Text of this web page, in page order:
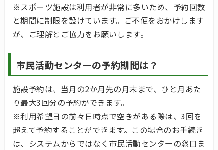
※スポーツ施設は利用者が非常に多いため、予約回数
と期間に制限を設けています。ご不便をおかけします
が、ご理解とご協力をお願いします。
市民活動センターの予約期間は？
施設予約は、当月の2か月先の月末まで、ひと月あた
り最大3回分の予約ができます。
※利用希望日の前々日時点で空きがある際は、3回を
超えて予約することができます。この場合のお手続き
は、システムからではなく市民活動センターの窓口ま